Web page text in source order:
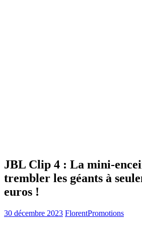
JBL Clip 4 : La mini-
trembler les géants à
euros !
30 décembre 2023 FlorentPromotions